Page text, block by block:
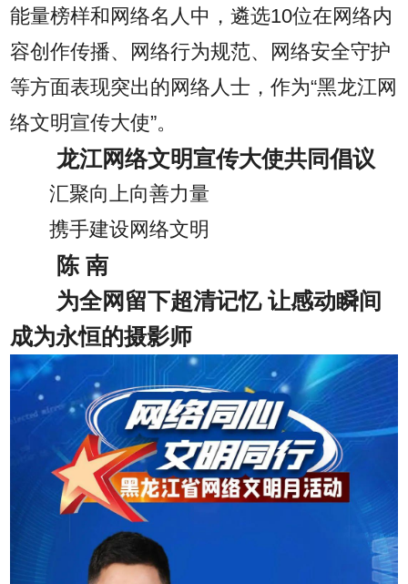
能量榜样和网络名人中，遴选10位在网络内
容创作传播、网络行为规范、网络安全守护
等方面表现突出的网络人士，作为“黑龙江网
络文明宣传大使”。
龙江网络文明宣传大使共同倡议
汇聚向上向善力量
携手建设网络文明
陈 南
为全网留下超清记忆 让感动瞬间
成为永恒的摄影师